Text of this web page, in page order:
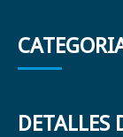
DETALLES